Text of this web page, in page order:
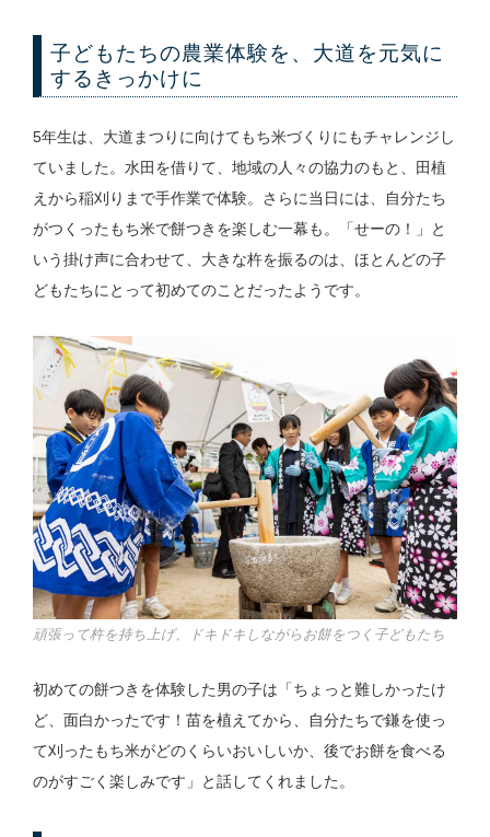
子どもたちの農業体験を、大道を元気に
するきっかけに
5年生は、大道まつりに向けてもち米づくりにもチャレンジし
ていました。水田を借りて、地域の人々の協力のもと、田植
えから稲刈りまで手作業で体験。さらに当日には、自分たち
がつくったもち米で餅つきを楽しむ一幕も。「せーの！」と
いう掛け声に合わせて、大きな杵を振るのは、ほとんどの子
どもたちにとって初めてのことだったようです。
頑張って杵を持ち上げ、ドキドキしながらお餅をつく子どもたち
初めての餅つきを体験した男の子は「ちょっと難しかったけ
ど、面白かったです！苗を植えてから、自分たちで鎌を使っ
て刈ったもち米がどのくらいおいしいか、後でお餅を食べる
のがすごく楽しみです」と話してくれました。